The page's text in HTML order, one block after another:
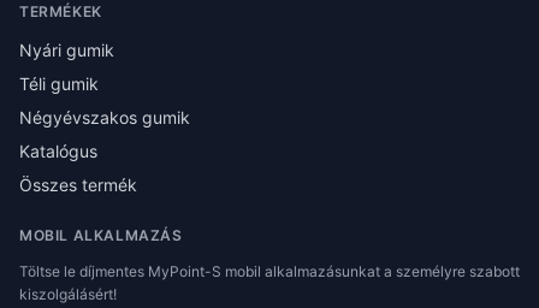
TERMÉKEK
Nyári gumik
Téli gumik
Négyévszakos gumik
Katalógus
Összes termék
MOBIL ALKALMAZÁS
Töltse le díjmentes MyPoint-S mobil alkalmazásunkat a személyre szabott
kiszolgálásért!